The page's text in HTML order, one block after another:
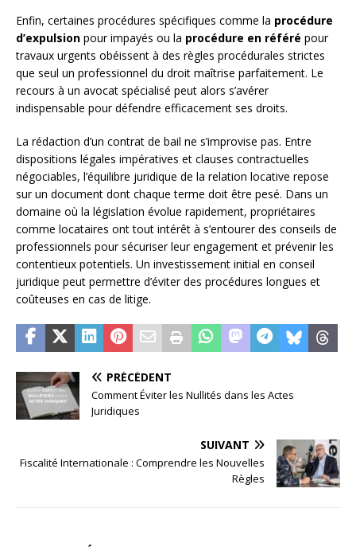
Enfin, certaines procédures spécifiques comme la procédure
d’expulsion pour impayés ou la procédure en référé pour
travaux urgents obéissent à des règles procédurales strictes
que seul un professionnel du droit maîtrise parfaitement. Le
recours à un avocat spécialisé peut alors s’avérer
indispensable pour défendre efficacement ses droits.
La rédaction d’un contrat de bail ne s’improvise pas. Entre
dispositions légales impératives et clauses contractuelles
négociables, l’équilibre juridique de la relation locative repose
sur un document dont chaque terme doit être pesé. Dans un
domaine où la législation évolue rapidement, propriétaires
comme locataires ont tout intérêt à s’entourer des conseils de
professionnels pour sécuriser leur engagement et prévenir les
contentieux potentiels. Un investissement initial en conseil
juridique peut permettre d’éviter des procédures longues et
coûteuses en cas de litige.
PRÉCÉDENT
Comment Éviter les Nullités dans les Actes
Juridiques
SUIVANT
Fiscalité Internationale : Comprendre les Nouvelles
Règles